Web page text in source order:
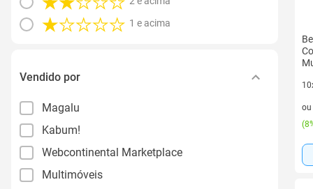
1 e acima
Vendido por
Magalu
Kabum!
Webcontinental Marketplace
Multimóveis
ou
(